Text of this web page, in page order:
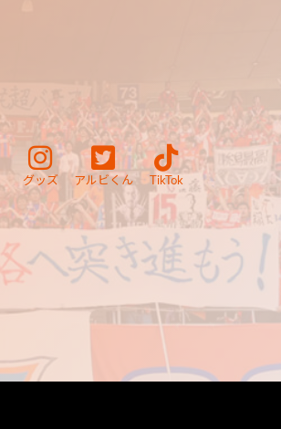
グッズ アルビくん TikTok